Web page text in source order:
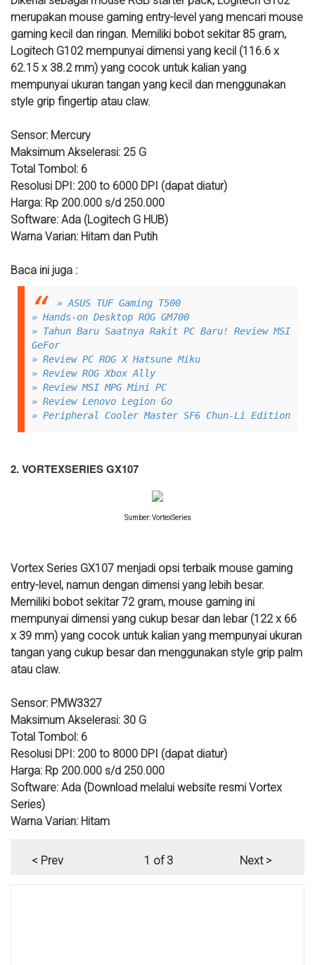
merupakan mouse gaming entry-level yang mencari mouse
gaming kecil dan ringan. Memiliki bobot sekitar 85 gram,
Logitech G102 mempunyai dimensi yang kecil (116.6 x
62.15 x 38.2 mm) yang cocok untuk kalian yang
mempunyai ukuran tangan yang kecil dan menggunakan
style grip fingertip atau claw.
Sensor: Mercury
Maksimum Akselerasi: 25 G
Total Tombol: 6
Resolusi DPI: 200 to 6000 DPI (dapat diatur)
Harga: Rp 200.000 s/d 250.000
Software: Ada (Logitech G HUB)
Warna Varian: Hitam dan Putih
Baca ini juga :
» ASUS TUF Gaming T500
» Hands-on Desktop ROG GM700
» Tahun Baru Saatnya Rakit PC Baru! Review MSI
GeFor
» Review PC ROG X Hatsune Miku
» Review ROG Xbox Ally
» Review MSI MPG Mini PC
» Review Lenovo Legion Go
» Peripheral Cooler Master SF6 Chun-Li Edition
2. VORTEXSERIES GX107
Sumber: VortexSeries
Vortex Series GX107 menjadi opsi terbaik mouse gaming
entry-level, namun dengan dimensi yang lebih besar.
Memiliki bobot sekitar 72 gram, mouse gaming ini
mempunyai dimensi yang cukup besar dan lebar (122 x 66
x 39 mm) yang cocok untuk kalian yang mempunyai ukuran
tangan yang cukup besar dan menggunakan style grip palm
atau claw.
Sensor: PMW3327
Maksimum Akselerasi: 30 G
Total Tombol: 6
Resolusi DPI: 200 to 8000 DPI (dapat diatur)
Harga: Rp 200.000 s/d 250.000
Software: Ada (Download melalui website resmi Vortex
Series)
Warna Varian: Hitam
< Prev 1 of 3 Next >